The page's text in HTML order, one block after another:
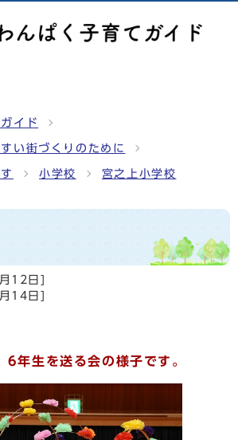
イド
い街づくりのために
小学校 宮之上小学校
12日 ]
14日 ]
6年生を送る会の様子です。